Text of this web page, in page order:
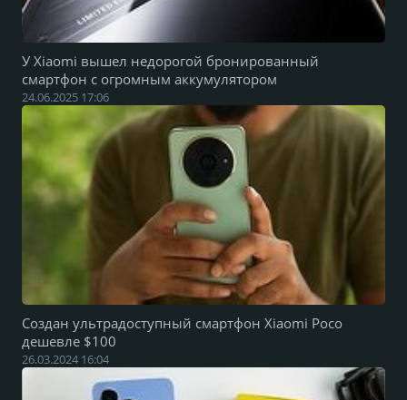
У Xiaomi вышел недорогой бронированный
смартфон с огромным аккумулятором
24.06.2025 17:06
Создан ультрадоступный смартфон Xiaomi Poco
дешевле $100
26.03.2024 16:04